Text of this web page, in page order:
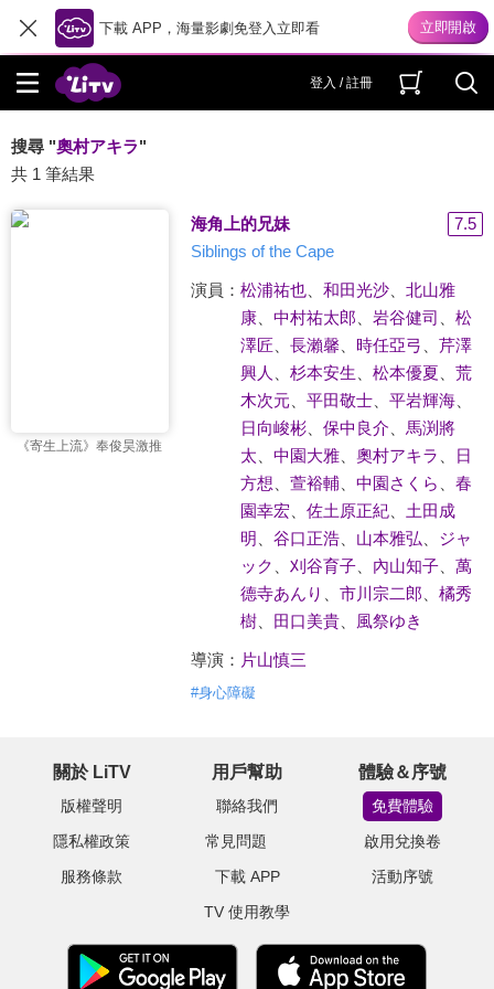
下載 APP，海量影劇免登入立即看
登入 / 註冊
搜尋 "奧村アキラ"
共 1 筆結果
《寄生上流》奉俊昊激推
海角上的兄妹
7.5
Siblings of the Cape
演員： 松浦祐也、 和田光沙、 北山雅
康、 中村祐太郎 岩谷健司
松
澤匠
長瀨馨 時任亞弓
芹澤
興人
杉本安生 松本優夏
荒
木次元、 平田敬士、 平岩輝海、
日向峻彬、 保中良介
馬渕將
太
中園大雅、 奧村アキラ
日
方想
萱裕輔、 中園さくら
春
園幸宏
佐土原正紀、 土田成
明
谷口正浩、 山本雅弘
ジャ
ック
刈谷育子、 內山知子、 萬
德寺あんり
市川宗二郎
橘秀
樹、 田口美貴、 風祭ゆき
導演： 片山慎三
#身心障礙
關於 LiTV
版權聲明
隱私權政策
服務條款
用戶幫助
聯絡我們
常見問題
下載 APP
TV 使用教學
體驗＆序號
免費體驗
啟用兌換卷
活動序號